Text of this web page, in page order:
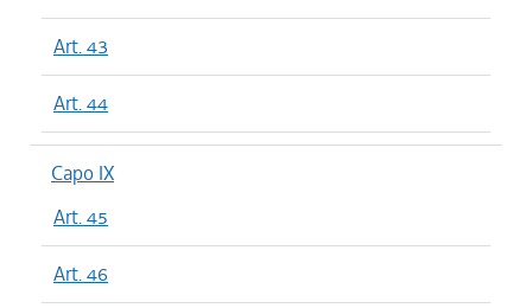
Art. 43
Art. 44
Capo IX
Art. 45
Art. 46